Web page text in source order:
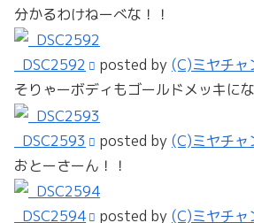
分かるわけねーべな！！
_DSC2592 posted by (C)ミヤチャ
そりゃーボディもゴールドメッキに
_DSC2593 posted by (C)ミヤチャ
おとーさーん！！
_DSC2594 posted by (C)ミヤチャ